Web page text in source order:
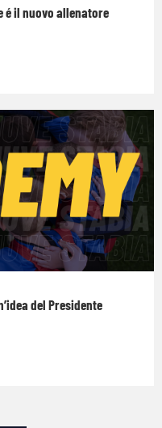
é il nuovo allenatore
del Presidente